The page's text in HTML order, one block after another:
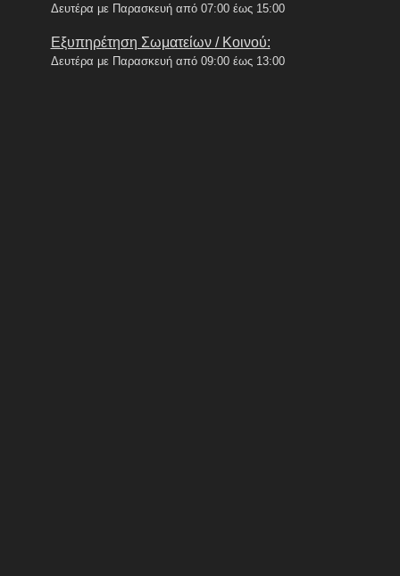
Δευτέρα με Παρασκευή από 07:00 έως 15:00
Εξυπηρέτηση Σωματείων / Κοινού:
Δευτέρα με Παρασκευή από 09:00 έως 13:00